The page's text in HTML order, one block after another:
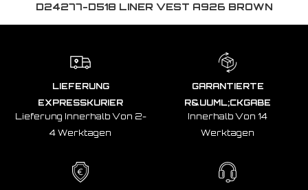
D24277-D518 LINER VEST A926 BROWN
LIEFERUNG
EXPRESSKURIER
Lieferung Innerhalb Von 2-
4 Werktagen
GARANTIERTE
R&UUML;CKGABE
Innerhalb Von 14
Werktagen